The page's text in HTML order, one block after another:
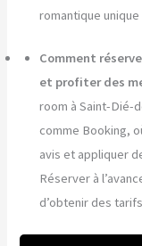
romantique
Comment
et profiter des
room à Saint-Dié-
comme Booking,
avis et appliquer
Réserver à
d’obtenir des